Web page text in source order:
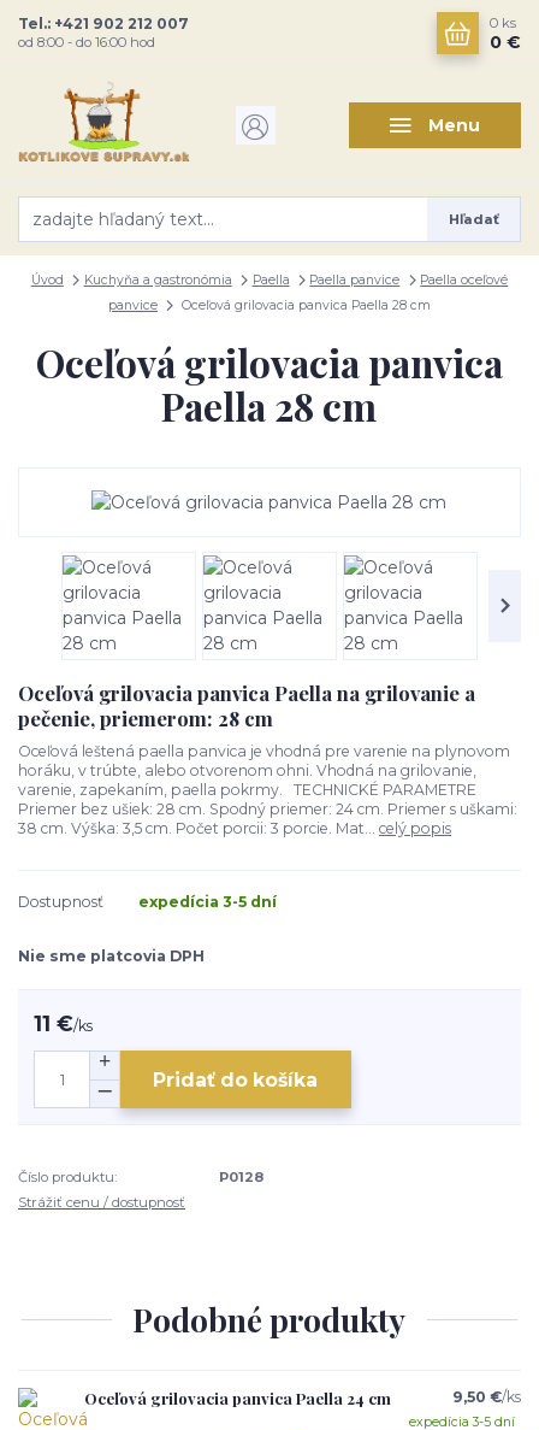
Menu
Hľadať
Tel.: +421 902 212 007
od 8:00 - do 16:00 hod
0 ks
0 €
Úvod Kuchyňa a gastronómia Paella Paella panvice
Paella oceľové
panvice
Oceľová grilovacia panvica Paella 28 cm
Oceľová grilovacia panvica
Paella 28 cm
Oceľová grilovacia panvica Paella na grilovanie a
pečenie, priemerom: 28 cm
Oceľová leštená paella panvica je vhodná pre varenie na plynovom
horáku, v trúbte, alebo otvorenom ohni. Vhodná na grilovanie,
varenie, zapekaním, paella pokrmy. TECHNICKÉ PARAMETRE
Priemer bez ušiek: 28 cm. Spodný priemer: 24 cm. Priemer s uškami:
38 cm. Výška: 3,5 cm. Počet porcii: 3 porcie. Mat... celý popis
Dostupnosť expedícia 3-5 dní
Nie sme platcovia DPH
11 €/ks
Pridať do košíka
Číslo produktu:
P0128
Strážiť cenu / dostupnosť
Podobné produkty
Oceľová grilovacia panvica Paella 24 cm 9,50 €/ks
expedícia 3-5 dní